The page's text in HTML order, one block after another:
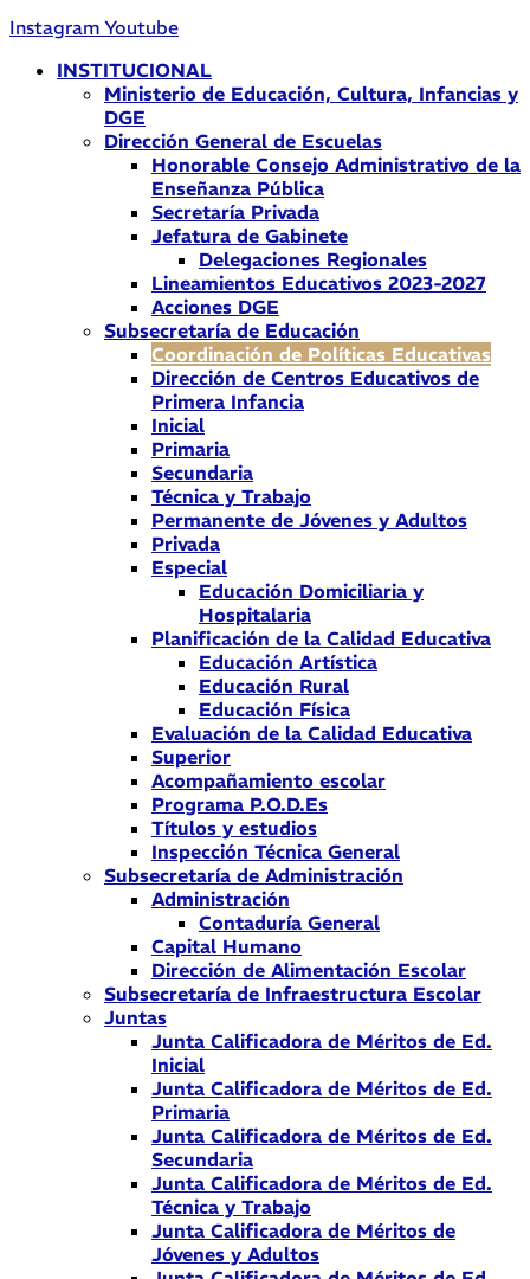
Instagram Youtube
INSTITUCIONAL
Ministerio de Educación, Cultura, Infancias y
DGE
Dirección General de Escuelas
Honorable Consejo Administrativo de la
Enseñanza Pública
Secretaría Privada
Jefatura de Gabinete
Delegaciones Regionales
Lineamientos Educativos 2023-2027
Acciones DGE
Subsecretaría de Educación
Coordinación de Políticas Educativas
Dirección de Centros Educativos de
Primera Infancia
Inicial
Primaria
Secundaria
Técnica y Trabajo
Permanente de Jóvenes y Adultos
Privada
Especial
Educación Domiciliaria y
Hospitalaria
Planificación de la Calidad Educativa
Educación Artística
Educación Rural
Educación Física
Evaluación de la Calidad Educativa
Superior
Acompañamiento escolar
Programa P.O.D.Es
Títulos y estudios
Inspección Técnica General
Subsecretaría de Administración
Administración
Contaduría General
Capital Humano
Dirección de Alimentación Escolar
Subsecretaría de Infraestructura Escolar
Juntas
Junta Calificadora de Méritos de Ed.
Inicial
Junta Calificadora de Méritos de Ed.
Primaria
Junta Calificadora de Méritos de Ed.
Secundaria
Junta Calificadora de Méritos de Ed.
Técnica y Trabajo
Junta Calificadora de Méritos de
Jóvenes y Adultos